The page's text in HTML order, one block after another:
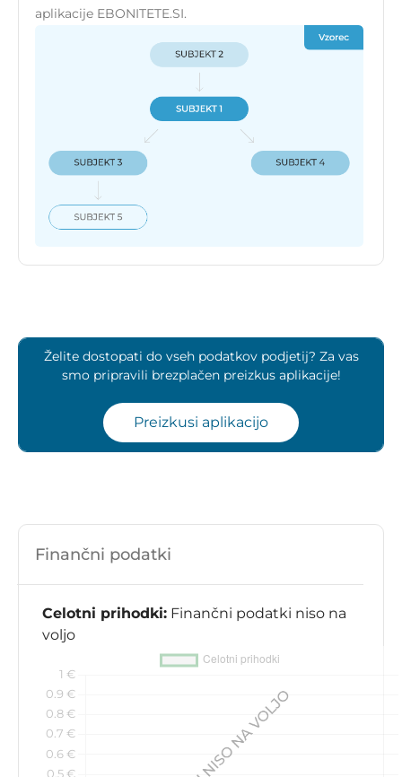
aplikacije EBONITETE.SI.
Želite dostopati do vseh podatkov podjetij? Za vas
smo pripravili brezplačen preizkus aplikacije!
Preizkusi aplikacijo
Finančni podatki
Celotni prihodki: Finančni podatki niso na
voljo